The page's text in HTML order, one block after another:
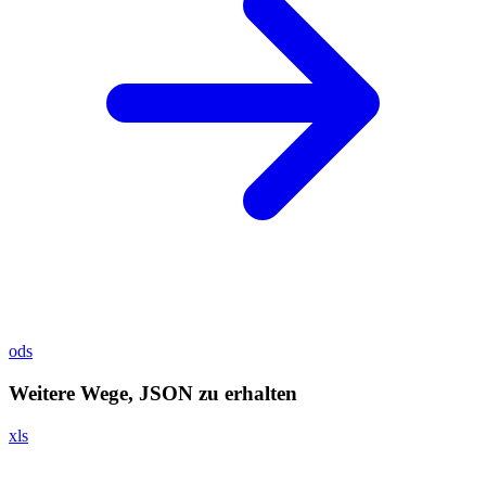
ods
Weitere Wege, JSON zu erhalten
xls